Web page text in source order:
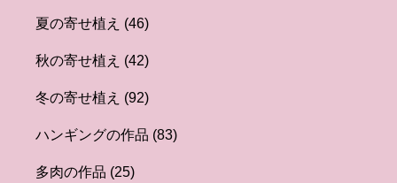
夏の寄せ植え (46)
秋の寄せ植え (42)
冬の寄せ植え (92)
ハンギングの作品 (83)
多肉の作品 (25)